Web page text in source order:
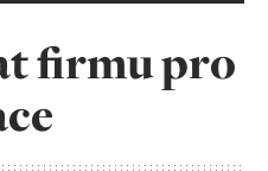
firmu pro